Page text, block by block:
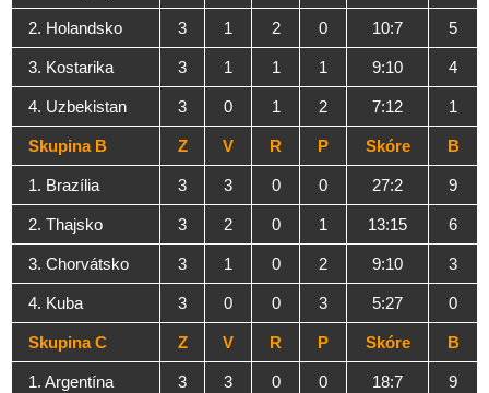
2. Holandsko 3 1 2 0 10:7 5
3. Kostarika 3 1 1 1 9:10 4
4. Uzbekistan 3 0 1 2 7:12 1
Skupina B Z V R P Skóre B
1. Brazília 3 3 0 0 27:2 9
2. Thajsko 3 2 0 1 13:15 6
3. Chorvátsko 3 1 0 2 9:10 3
4. Kuba 3 0 0 3 5:27 0
Skupina C Z V R P Skóre B
1. Argentína 3 3 0 0 18:7 9